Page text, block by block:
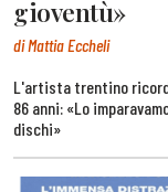
gioventù»
di Mattia Eccheli
L'artista trentino
86 anni: «Lo
dischi»